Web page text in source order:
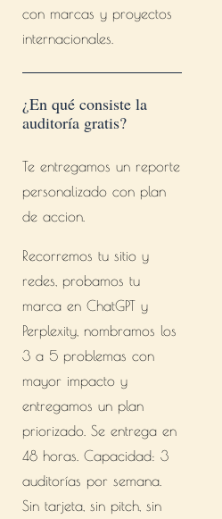
con marcas y proyectos
internacionales.
¿En qué consiste la
auditoría gratis?
Te entregamos un reporte
personalizado con plan
de accion.
Recorremos tu sitio y
redes, probamos tu
marca en ChatGPT y
Perplexity, nombramos los
3 a 5 problemas con
mayor impacto y
entregamos un plan
priorizado. Se entrega en
48 horas. Capacidad: 3
auditorías por semana.
Sin tarjeta, sin pitch, sin